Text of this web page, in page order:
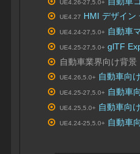
UE4.26-27,5.0+
UE4.27 HMI デザイン
UE4.24-27,5.0+ 自動車
UE4.25-27,5.0+ glTF
自動車業界向け背景
UE4.26,5.0+ 自動車向
UE4.25-27,5.0+ 自動車
UE4.25,5.0+ 自動車向
UE4.24-25,5.0+ 自動車